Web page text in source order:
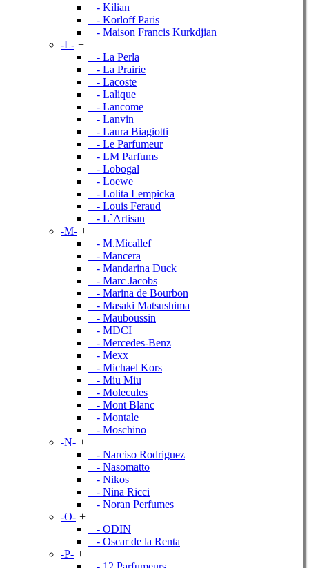
- Kilian
- Korloff Paris
- Maison Francis Kurkdjian
-L- +
- La Perla
- La Prairie
- Lacoste
- Lalique
- Lancome
- Lanvin
- Laura Biagiotti
- Le Parfumeur
- LM Parfums
- Lobogal
- Loewe
- Lolita Lempicka
- Louis Feraud
- L`Artisan
-M- +
- M.Micallef
- Mancera
- Mandarina Duck
- Marc Jacobs
- Marina de Bourbon
- Masaki Matsushima
- Mauboussin
- MDCI
- Mercedes-Benz
- Mexx
- Michael Kors
- Miu Miu
- Molecules
- Mont Blanc
- Montale
- Moschino
-N- +
- Narciso Rodriguez
- Nasomatto
- Nikos
- Nina Ricci
- Noran Perfumes
-O- +
- ODIN
- Oscar de la Renta
-P- +